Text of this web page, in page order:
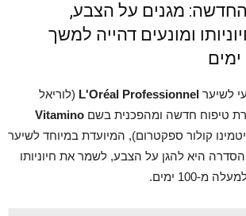
מגנים על הצבע,
ומונעים דהייה למשך
לשיער L'Oréal Professionnel (לוריאל
טיפוח חדשה ומהפכנית בשם Vitamino
קולור ספקטרום), המיועדת במיוחד לשיער
היא להגן על הצבע, לשמר את חיוניותו
מ-100 ימים.